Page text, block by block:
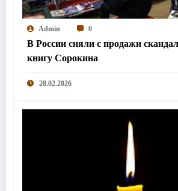
Admin 0
В России сняли с продажи
книгу Сорокина
28.02.2026